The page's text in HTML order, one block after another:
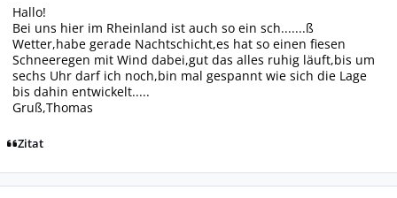
Hallo!
Bei uns hier im Rheinland ist auch so ein sch.......ß
Wetter,habe gerade Nachtschicht,es hat so einen fiesen
Schneeregen mit Wind dabei,gut das alles ruhig läuft,bis um
sechs Uhr darf ich noch,bin mal gespannt wie sich die Lage
bis dahin entwickelt.....
Gruß,Thomas
Zitat